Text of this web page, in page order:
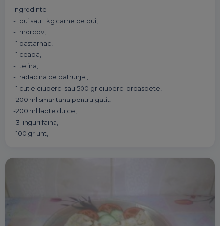
Ingredinte
-1 pui sau 1 kg carne de pui,
-1 morcov,
-1 pastarnac,
-1 ceapa,
-1 telina,
-1 radacina de patrunjel,
-1 cutie ciuperci sau 500 gr ciuperci proaspete,
-200 ml smantana pentru gatit,
-200 ml lapte dulce,
-3 linguri faina,
-100 gr unt,